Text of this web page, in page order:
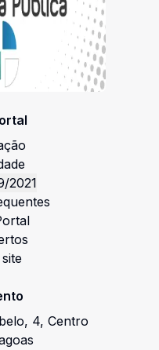
2021
, 4, Centro